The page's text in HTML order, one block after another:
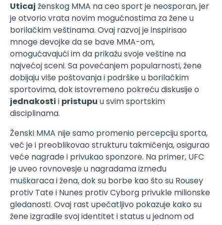
Uticaj ženskog MMA na ceo sport je neosporan, jer
je otvorio vrata novim mogućnostima za žene u
borilačkim veštinama. Ovaj razvoj je inspirisao
mnoge devojke da se bave MMA-om,
omogućavajući im da prikažu svoje veštine na
najvećoj sceni. Sa povećanjem popularnosti, žene
dobijaju više poštovanja i podrške u borilačkim
sportovima, dok istovremeno pokreću diskusije o
jednakosti i pristupu u svim sportskim
disciplinama.
Ženski MMA nije samo promenio percepciju sporta,
već je i preoblikovao strukturu takmičenja, osigurao
veće nagrade i privukao sponzore. Na primer, UFC
je uveo rovnovesje u nagradama između
muškaraca i žena, dok su borbe kao što su Rousey
protiv Tate i Nunes protiv Cyborg privukle milionske
gledanosti. Ovaj rast upečatljivo pokazuje kako su
žene izgradile svoj identitet i status u jednom od